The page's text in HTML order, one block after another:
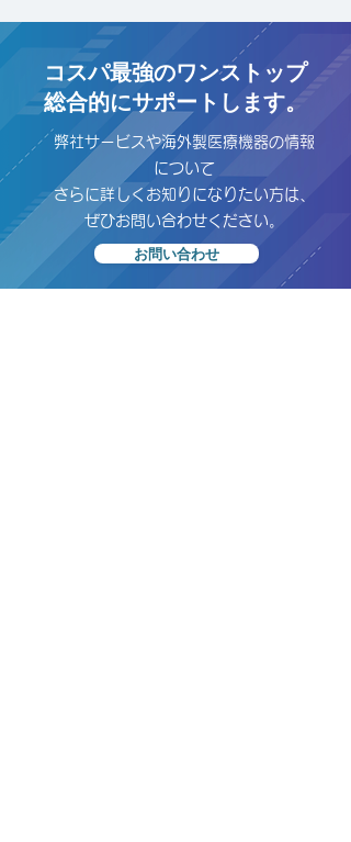
コスパ最強のワンストップ
​総合的にサポートします。
弊社サービスや海外製医療機器の情報
について
さらに詳しくお知りになりたい方は、
ぜひお問い合わせください。
お問い合わせ